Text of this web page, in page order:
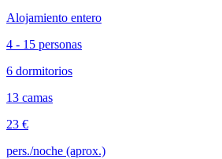
Alojamiento entero
4 - 15 personas
6 dormitorios
13 camas
23 €
pers./noche (aprox.)